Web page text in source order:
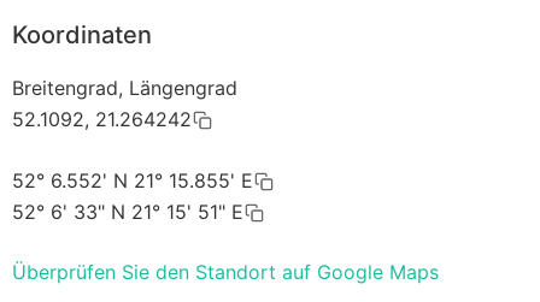
Koordinaten
Breitengrad, Längengrad
52.1092, 21.264242
52° 6.552' N 21° 15.855' E
52° 6' 33" N 21° 15' 51" E
Überprüfen Sie den Standort auf Google Maps